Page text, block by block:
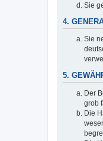
Sie
4.
Sie
5.
Der
grob
Die